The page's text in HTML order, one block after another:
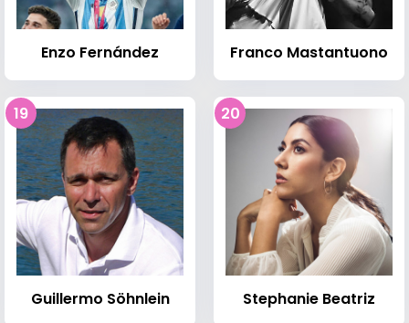
Enzo Fernández Franco Mastantuono
19
Guillermo Söhnlein
20
Stephanie Beatriz